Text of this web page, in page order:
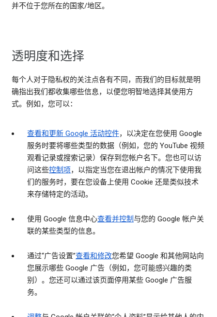
并不位于您所在的国家/地区。
透明度和选择
每个人对于隐私权的关注点各有不同，而我们的目标就是明
确指出我们都收集哪些信息，以便您明智地选择其使用方
式。例如，您可以：
查看和更新 Google 活动控件，以决定在您使用 Google
服务时要将哪些类型的数据（例如，您的 YouTube 视频
观看记录或搜索记录）保存到您帐户名下。您也可以访
问这些控制项，以指定当您在退出帐户的情况下使用我
们的服务时，要在您设备上使用 Cookie 还是类似技术
来存储特定的活动。
使用 Google 信息中心查看并控制与您的 Google 帐户关
联的某些类型的信息。
通过“广告设置”查看和修改您希望 Google 和其他网站向
您展示哪些 Google 广告（例如，您可能感兴趣的类
别）。您还可以通过该页面停用某些 Google 广告服
务。